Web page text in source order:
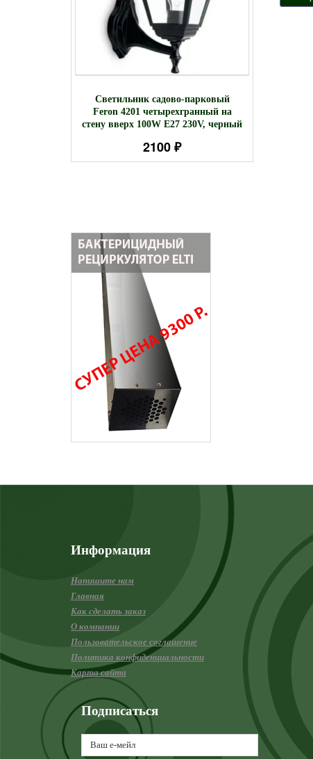
Светильник садово-парковый
Feron 4201 четырехгранный на
стену вверх 100W E27 230V, черный
2100 ₽
Информация
Напишите нам
Главная
Как сделать заказ
О компании
Пользовательское соглашение
Политика конфиденциальности
Карта сайта
Подписаться